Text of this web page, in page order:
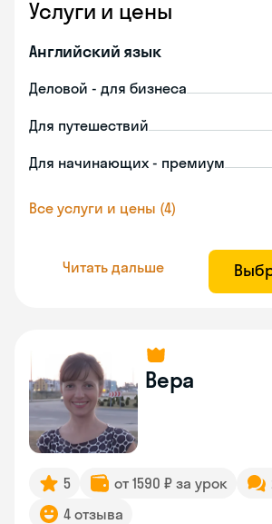
Услуги и цены
Английский язык
Деловой - для бизнеса
Для путешествий
Для начинающих - премиум
Все услуги и цены (4)
Читать дальше
Вера
5 от 1590 ₽ за урок
4 отзыва